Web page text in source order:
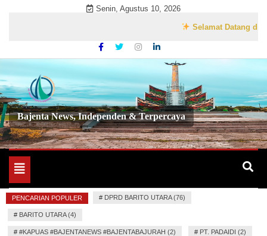
Senin, Agustus 10, 2026
Selamat Datang di Website
Bajenta News, Independen & Terpercaya
Toggle
navigation
PENCARIAN POPULER # DPRD BARITO UTARA (76)
# BARITO UTARA (4)
# #KAPUAS #BAJENTANEWS #BAJENTABAJURAH (2) # PT. PADAIDI (2)